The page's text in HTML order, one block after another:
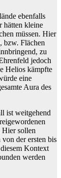
ebenfalls
hätten kleine
müssen. Hier
bzw. Flächen
zu
jedoch
Helios kämpfte
eine
Aura des
ist weitgehend
Hier sollen
der ersten bis
Kontext
werden